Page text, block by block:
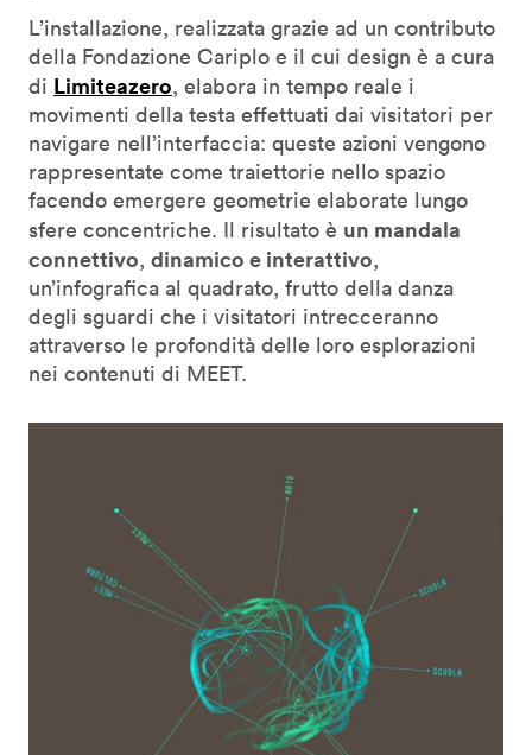
L’installazione, realizzata grazie ad un contributo
della Fondazione Cariplo e il cui design è a cura
di Limiteazero, elabora in tempo reale i
movimenti della testa effettuati dai visitatori per
navigare nell’interfaccia: queste azioni vengono
rappresentate come traiettorie nello spazio
facendo emergere geometrie elaborate lungo
sfere concentriche. Il risultato è un mandala
connettivo, dinamico e interattivo,
un’infografica al quadrato, frutto della danza
degli sguardi che i visitatori intrecceranno
attraverso le profondità delle loro esplorazioni
nei contenuti di MEET.